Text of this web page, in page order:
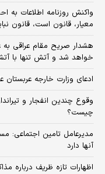
واکنش روزنامه اطلاعات به
معیار، قانون است، قانون
هشدار صریح مقام عراقی
خواهد شد و آتش تنها با
ادعای وزارت خارجه عربستان
وقوع چندین انفجار و
چیست؟
مدیرعامل تامین اجتماعی:
آنها دارد
اظهارات تازه ظریف درباره